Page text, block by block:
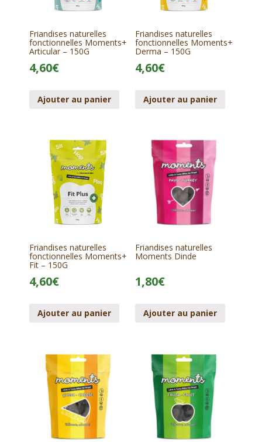
Friandises naturelles
fonctionnelles Moments+
Articular – 150G
4,60€
Ajouter au panier
Friandises naturelles
fonctionnelles Moments+
Derma – 150G
4,60€
Ajouter au panier
Friandises naturelles
fonctionnelles Moments+
Fit – 150G
4,60€
Ajouter au panier
Friandises naturelles
Moments Dinde
1,80€
Ajouter au panier